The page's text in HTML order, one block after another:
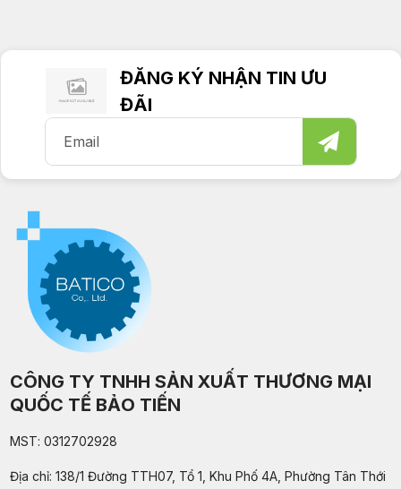
ĐĂNG KÝ NHẬN TIN ƯU
ĐÃI
CÔNG TY TNHH SẢN XUẤT THƯƠNG MẠI
QUỐC TẾ BẢO TIẾN
MST: 0312702928
Địa chỉ: 138/1 Đường TTH07, Tổ 1, Khu Phố 4A, Phường Tân Thới